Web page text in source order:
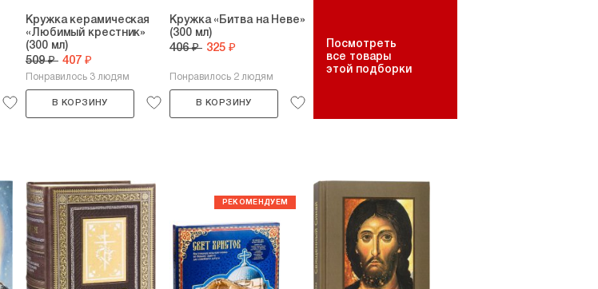
Кружка керамическая
«Любимый крестник»
(300 мл)
509 ₽ 407 ₽
Понравилось 3 людям
В КОРЗИНУ
Кружка «Битва на Неве»
(300 мл)
406 ₽ 325 ₽
Понравилось 2 людям
В КОРЗИНУ
Посмотреть
все товары
этой подборки